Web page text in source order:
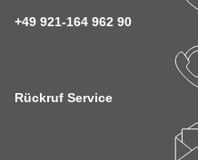
+49 921-164 962 90
Rückruf Service